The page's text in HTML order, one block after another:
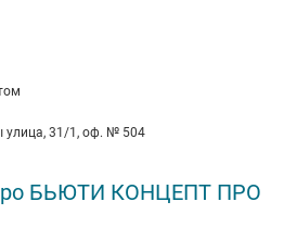
улица, 31/1, оф. № 504
БЬЮТИ КОНЦЕПТ ПРО